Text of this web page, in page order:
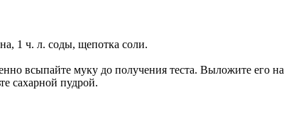
1 ч. л. соды, щепотка соли.
всыпайте муку до получения теста. Выложите его на
сахарной пудрой.